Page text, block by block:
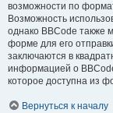
возможности по
Возможность
однако BBCode также
форме для его
заключаются в
информацией о
которое доступна из
Вернуться к началу